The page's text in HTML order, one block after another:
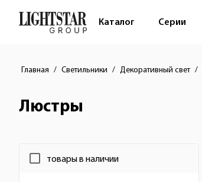
Каталог Серии
Главная Светильники Декоративный свет
Люстры
Фильтр
товары в наличии
Новинка